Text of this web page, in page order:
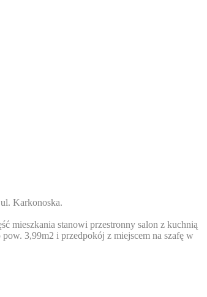
Karkonoska.
mieszkania stanowi przestronny salon z kuchnią
3,99m2 i przedpokój z miejscem na szafę w